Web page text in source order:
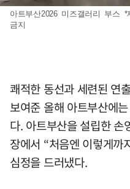
아트부산2026 미즈갤러리 부스
금지
쾌적한 동선과 세련된 연
보여준 올해 아트부산에
다. 아트부산을 설립한 손
장에서 “처음엔 이렇게까
심정을 드러냈다.